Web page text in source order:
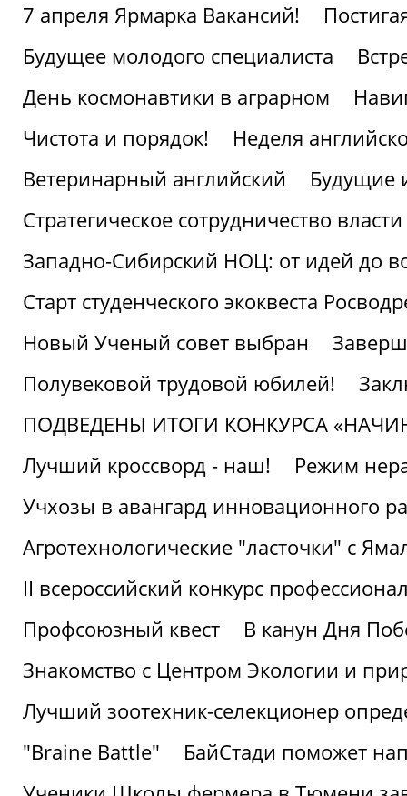
7 апреля Ярмарка Вакансий!
Будущее молодого специалиста
День космонавтики в аграрном
Чистота и порядок!
Неделя
Ветеринарный английский
Будущие
Стратегическое сотрудничество
Западно-Сибирский НОЦ: от идей до
Старт студенческого экоквеста
Новый Ученый совет выбран
Полувековой трудовой юбилей!
ПОДВЕДЕНЫ ИТОГИ КОНКУРСА
Лучший кроссворд - наш!
Режим
Учхозы в авангард инновационного
Агротехнологические "ласточки" с
II всероссийский конкурс
Профсоюзный квест
В канун Дня
Знакомство с Центром Экологии и
Лучший зоотехник-селекционер
"Braine Battle"
БайСтади поможет